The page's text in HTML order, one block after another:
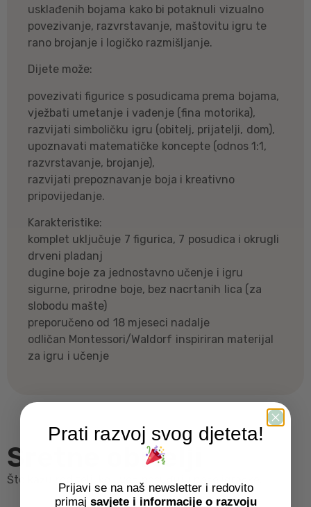
usklađenih bojama kako bi potaknuli vizualno
povezivanje, razvrstavanje, maštovitu igru te
rano brojanje i logičko razmišljanje.
Dijete može:
povezivati figurice s posudicama prema bojama,
vježbati umetanje i vađenje (fina motorika),
razvijati simboličku igru (obitelj, prijatelji, dom),
upoznavati matematičke koncepte (odnos 1:1,
razvrstavanje, brojanje),
razvijati prepoznavanje boja i kreativno
pripovijedanje.
Karakteristike:
komplet uključuje 7 figurica, 7 posudica i okrugli
drveni pladanj
dugine boje za jednostavno učenje i igru
sigurne, prirodne boje, bez nacrtanih lica (za
slobodu mašte)
preporučeno od 18 mjeseci nadalje
odličan Montessori/Waldorf inspiriran materijal
za igru i učenje
Sretne obitelji
Što kažu roditelji koji već posuđuju naše igračke.
Prati razvoj svog djeteta!
Prijavi se na naš newsletter i redovito
primaj savjete i informacije o razvoju